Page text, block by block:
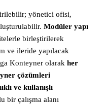
yönetici ofisi,
Modüler yapı
birleştirilerek
ve ileride yapılacak
Konteyner olarak her
çözümleri
ve kullanışlı
bir çalışma alanı